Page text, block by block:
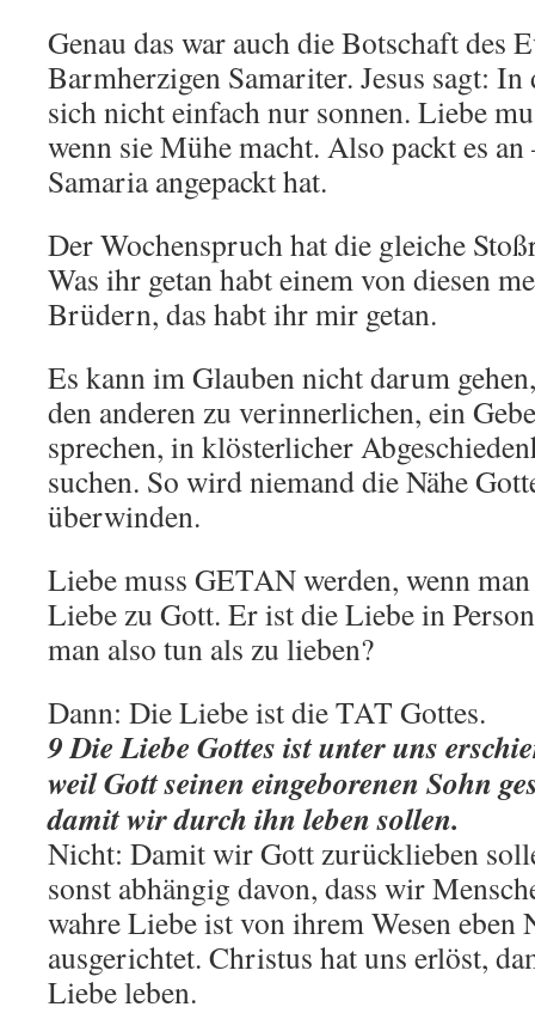
Genau das war auch die Botschaft des
Barmherzigen Samariter. Jesus sagt:
sich nicht einfach nur sonnen. Liebe
wenn sie Mühe macht. Also packt es
Samaria angepackt hat.
Der Wochenspruch hat die gleiche
Was ihr getan habt einem von diesen
Brüdern, das habt ihr mir getan.
Es kann im Glauben nicht darum
den anderen zu verinnerlichen, ein
sprechen, in klösterlicher
suchen. So wird niemand die Nähe
überwinden.
Liebe muss GETAN werden, wenn
Liebe zu Gott. Er ist die Liebe in
man also tun als zu lieben?
Dann: Die Liebe ist die TAT Gottes.
9 Die Liebe Gottes ist unter uns
weil Gott seinen eingeborenen Sohn
damit wir durch ihn leben sollen.
Nicht: Damit wir Gott zurücklieben
sonst abhängig davon, dass wir
wahre Liebe ist von ihrem Wesen
ausgerichtet. Christus hat uns erlöst,
Liebe leben.